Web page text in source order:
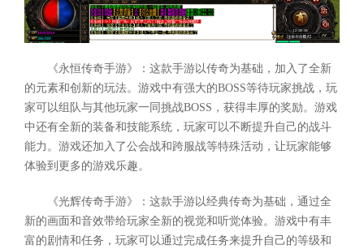
《永恒传奇手游》：这款手游以传奇为基础，加入了全新
的元素和创新的玩法。游戏中有强大的BOSS等待玩家挑战，玩
家可以组队与其他玩家一同挑战BOSS，获得丰厚的奖励。游戏
中还有全新的装备和技能系统，玩家可以不断提升自己的战斗
能力。游戏还加入了公会战和跨服战等特殊活动，让玩家能够
体验到更多的游戏乐趣。
《光辉传奇手游》：这款手游以经典传奇为基础，通过全
新的画面和音效带给玩家全新的视觉和听觉体验。游戏中有丰
富的剧情和任务，玩家可以通过完成任务来提升自己的等级和